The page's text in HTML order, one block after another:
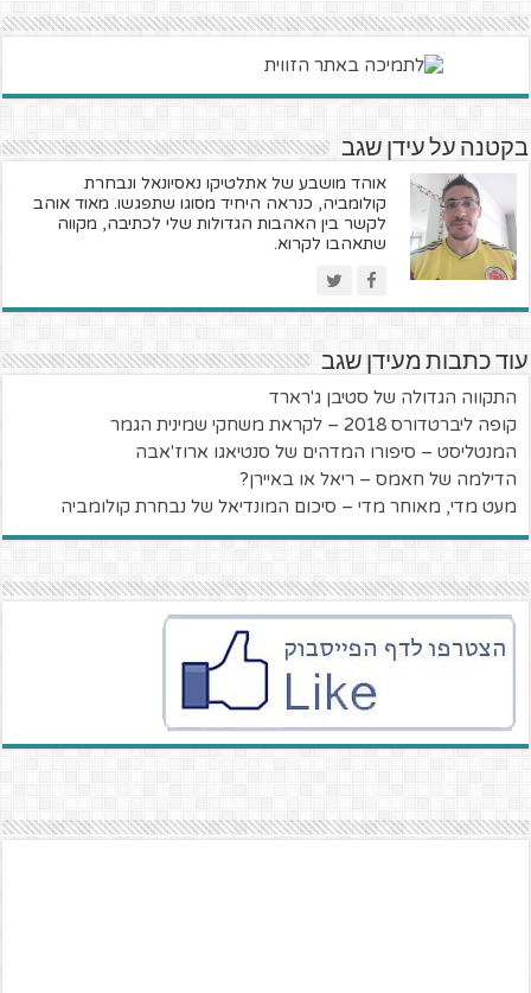
בקטנה על עידן שגב
אוהד מושבע של אתלטיקו נאסיונאל ונבחרת
קולומביה, כנראה היחיד מסוגו שתפגשו. מאוד אוהב
לקשר בין האהבות הגדולות שלי לכתיבה, מקווה
שתאהבו לקרוא.
עוד כתבות מעידן שגב
התקווה הגדולה של סטיבן ג'רארד
קופה ליברטדורס 2018 – לקראת משחקי שמינית הגמר
המנטליסט – סיפורו המדהים של סנטיאגו ארוז'אבה
הדילמה של חאמס – ריאל או באיירן?
מעט מדי, מאוחר מדי – סיכום המונדיאל של נבחרת קולומביה